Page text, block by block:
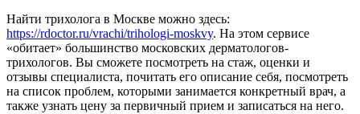
Найти трихолога в Москве можно здесь:
https://rdoctor.ru/vrachi/trihologi-moskvy. На этом сервисе
«обитает» большинство московских дерматологов-
трихологов. Вы сможете посмотреть на стаж, оценки и
отзывы специалиста, почитать его описание себя, посмотреть
на список проблем, которыми занимается конкретный врач, а
также узнать цену за первичный прием и записаться на него.